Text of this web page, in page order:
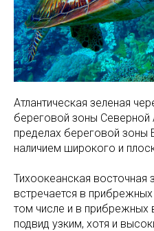
Атлантическая зеленая
береговой зоны Северной
пределах береговой зоны
наличием широкого и
Тихоокеанская восточная
встречается в
том числе и в прибрежных
подвид узким, хотя и